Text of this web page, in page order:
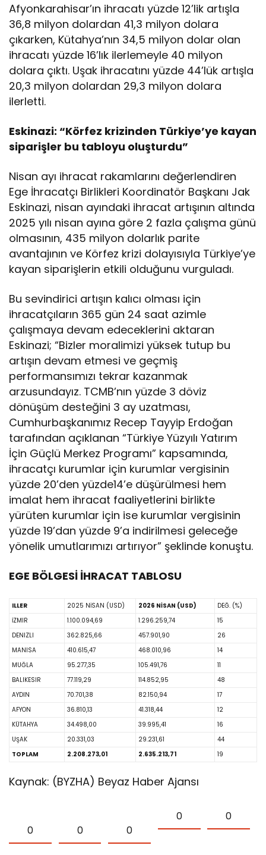
Afyonkarahisar’ın ihracatı yüzde 12’lik artışla
36,8 milyon dolardan 41,3 milyon dolara
çıkarken, Kütahya’nın 34,5 milyon dolar olan
ihracatı yüzde 16’lık ilerlemeyle 40 milyon
dolara çıktı. Uşak ihracatını yüzde 44’lük artışla
20,3 milyon dolardan 29,3 milyon dolara
ilerletti.
Eskinazi: “Körfez krizinden Türkiye’ye kayan
siparişler bu tabloyu oluşturdu”
Nisan ayı ihracat rakamlarını değerlendiren
Ege İhracatçı Birlikleri Koordinatör Başkanı Jak
Eskinazi, nisan ayındaki ihracat artışının altında
2025 yılı nisan ayına göre 2 fazla çalışma günü
olmasının, 435 milyon dolarlık parite
avantajının ve Körfez krizi dolayısıyla Türkiye’ye
kayan siparişlerin etkili olduğunu vurguladı.
Bu sevindirici artışın kalıcı olması için
ihracatçıların 365 gün 24 saat azimle
çalışmaya devam edeceklerini aktaran
Eskinazi; “Bizler moralimizi yüksek tutup bu
artışın devam etmesi ve geçmiş
performansımızı tekrar kazanmak
arzusundayız. TCMB’nın yüzde 3 döviz
dönüşüm desteğini 3 ay uzatması,
Cumhurbaşkanımız Recep Tayyip Erdoğan
tarafından açıklanan “Türkiye Yüzyılı Yatırım
İçin Güçlü Merkez Programı” kapsamında,
ihracatçı kurumlar için kurumlar vergisinin
yüzde 20’den yüzde14’e düşürülmesi hem
imalat hem ihracat faaliyetlerini birlikte
yürüten kurumlar için ise kurumlar vergisinin
yüzde 19’dan yüzde 9’a indirilmesi geleceğe
yönelik umutlarımızı artırıyor” şeklinde konuştu.
EGE BÖLGESİ İHRACAT TABLOSU
ILLER 2025 NİSAN (USD) 2026 NİSAN (USD)
DEĞ. (%)
İZMIR
1.100.094,69 1.296.259,74
15
DENIZLI
362.825,66 457.901,90
26
MANISA
410.615,47 468.010,96
14
MUĞLA
95.277,35 105.491,76
11
BALIKESIR
77.119,29 114.852,95
48
AYDIN
70.701,38 82.150,94
17
AFYON
36.810,13 41.318,44
12
KÜTAHYA
34.498,00 39.995,41
16
UŞAK
20.331,03 29.231,61
44
TOPLAM
2.208.273,01 2.635.213,71 19
Kaynak: (BYZHA) Beyaz Haber Ajansı
0 0 0
0 0